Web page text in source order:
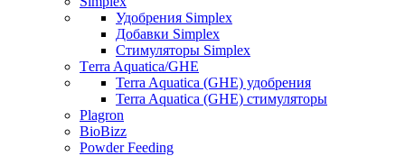
Удобрения Simplex
Добавки Simplex
Стимуляторы Simplex
Тerra Aquatica/GHE
Terra Aquatica (GHE) удобрения
Terra Aquatica (GHE) стимуляторы
Plagron
BioBizz
Powder Feeding